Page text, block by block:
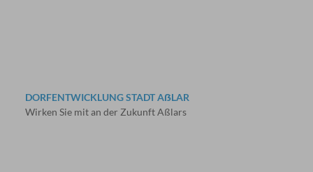
DORFENTWICKLUNG STADT AẞLAR
Wirken Sie mit an der Zukunft Aßlars